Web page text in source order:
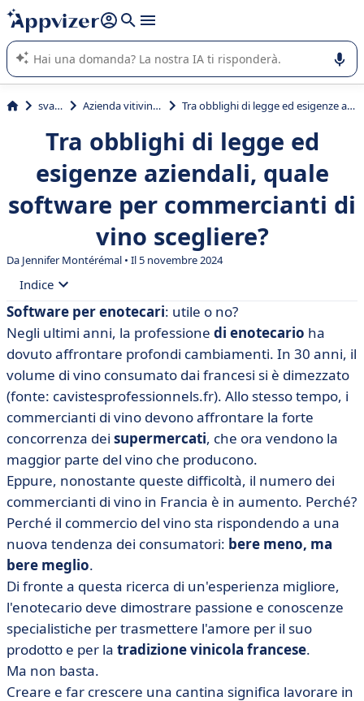
righe con
shift + enter
L'IA di Appvizer vi guida nell'utilizzo o nella scelta di un
software SaaS per la vostra azienda.
svago Azienda vitivinicola Tra obblighi di legge ed esigenze aziendali, quale software per commercianti di vino scegliere?
Tra obblighi di legge ed
esigenze aziendali, quale
software per commercianti di
vino scegliere?
Da Jennifer Montérémal • Il 5 novembre 2024
Indice
• Software per enotecari: quali sono i requisiti
normativi?
• Software per enotecari: quali sono le vostre esigenze
di sviluppo commerciale?
• La tradizione incontra la modernizzazione
Software per enotecari: utile o no?
Negli ultimi anni, la professione di enotecario ha
dovuto affrontare profondi cambiamenti. In 30 anni, il
volume di vino consumato dai francesi si è dimezzato
(fonte: cavistesprofessionnels.fr). Allo stesso tempo, i
commercianti di vino devono affrontare la forte
concorrenza dei supermercati, che ora vendono la
maggior parte del vino che producono.
Eppure, nonostante queste difficoltà, il numero dei
commercianti di vino in Francia è in aumento. Perché?
Perché il commercio del vino sta rispondendo a una
nuova tendenza dei consumatori: bere meno, ma
bere meglio.
Di fronte a questa ricerca di un'esperienza migliore,
l'enotecario deve dimostrare passione e conoscenze
specialistiche per trasmettere l'amore per il suo
prodotto e per la tradizione vinicola francese.
Ma non basta.
Creare e far crescere una cantina significa lavorare in